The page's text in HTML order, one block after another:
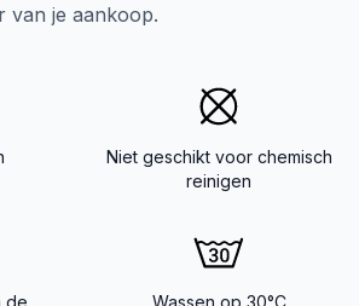
van je aankoop.
Niet geschikt voor chemisch
reinigen
de
Wassen op 30°C